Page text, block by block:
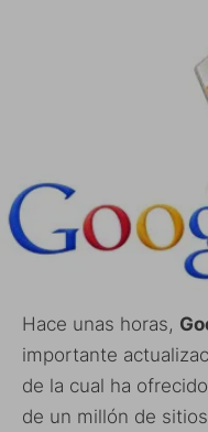
Hace unas horas,
importante
de la cual ha
de un millón de